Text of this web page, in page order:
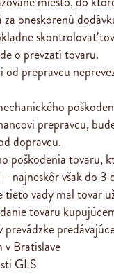
oneskorenú
skontrolovať
o prevzatí tovaru.
prepravcu
prepravcu,
dopravcu.
poškodenia tovaru,
najneskôr však do
tieto vady mal tovar
tovaru
Bratislave
GLS